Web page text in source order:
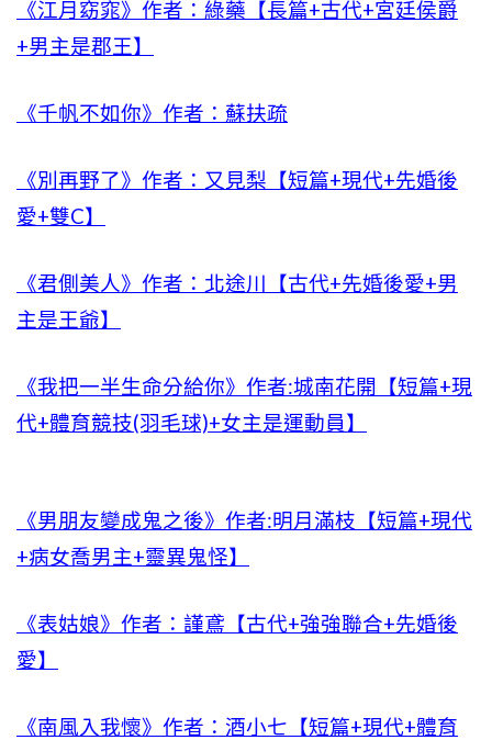
《江月窈窕》作者：綠藥【長篇+古代+宮廷侯爵
+男主是郡王】
《千帆不如你》作者：蘇扶疏
《別再野了》作者：又見梨【短篇+現代+先婚後
愛+雙C】
《君側美人》作者：北途川【古代+先婚後愛+男
主是王爺】
《我把一半生命分給你》作者:城南花開【短篇+現
代+體育競技(羽毛球)+女主是運動員】
《男朋友變成鬼之後》作者:明月滿枝【短篇+現代
+病女喬男主+靈異鬼怪】
《表姑娘》作者：謹鳶【古代+強強聯合+先婚後
愛】
《南風入我懷》作者：酒小七【短篇+現代+體育